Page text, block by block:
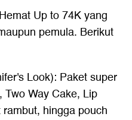
Up to 74K yang
pemula. Berikut
Look): Paket super
Way Cake, Lip
hingga pouch